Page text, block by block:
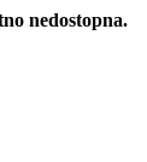
nedostopna.